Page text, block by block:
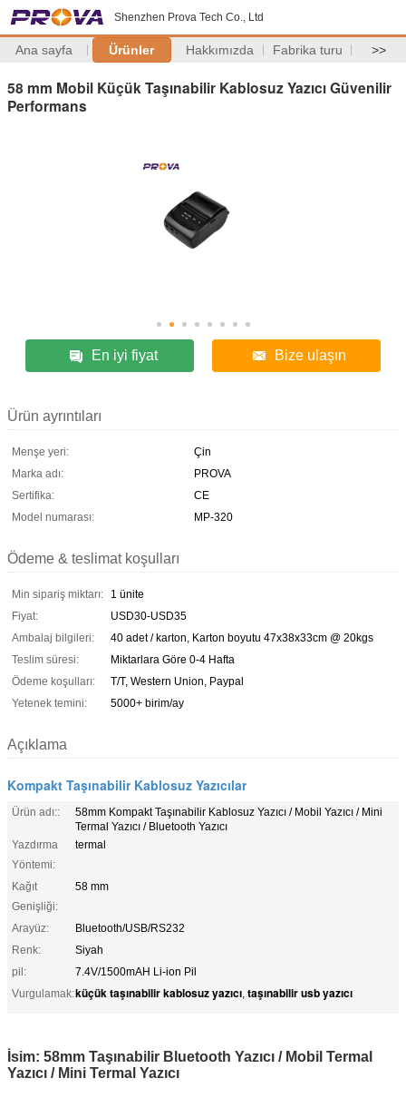
Shenzhen Prova Tech Co., Ltd
Ana sayfa Ürünler Hakkımızda Fabrika turu >>
58 mm Mobil Küçük Taşınabilir Kablosuz Yazıcı Güvenilir
Performans
En iyi fiyat Bize ulaşın
Ürün ayrıntıları
Menşe yeri:
Çin
Marka adı:
PROVA
Sertifika:
CE
Model numarası:
MP-320
Ödeme & teslimat koşulları
Min sipariş miktarı:
1 ünite
Fiyat:
USD30-USD35
Ambalaj bilgileri:
40 adet / karton, Karton boyutu 47x38x33cm @ 20kgs
Teslim süresi:
Miktarlara Göre 0-4 Hafta
Ödeme koşulları:
T/T, Western Union, Paypal
Yetenek temini:
5000+ birim/ay
Açıklama
Kompakt Taşınabilir Kablosuz Yazıcılar
Ürün adı::
58mm Kompakt Taşınabilir Kablosuz Yazıcı / Mobil Yazıcı / Mini
Termal Yazıcı / Bluetooth Yazıcı
Yazdırma
Yöntemi:
termal
Kağıt
Genişliği:
58 mm
Arayüz:
Bluetooth/USB/RS232
Renk:
Siyah
pil:
7.4V/1500mAH Li-ion Pil
Vurgulamak:küçük taşınabilir kablosuz yazıcı, taşınabilir usb yazıcı
İsim: 58mm Taşınabilir Bluetooth Yazıcı / Mobil Termal
Yazıcı / Mini Termal Yazıcı